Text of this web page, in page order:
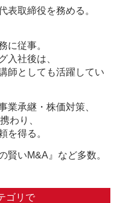
表取締役を務める。
に従事。
入社後は、
師としても活躍してい
業承継・株価対策、
わり、
を得る。
賢いM&A』など多数。
ゴリで